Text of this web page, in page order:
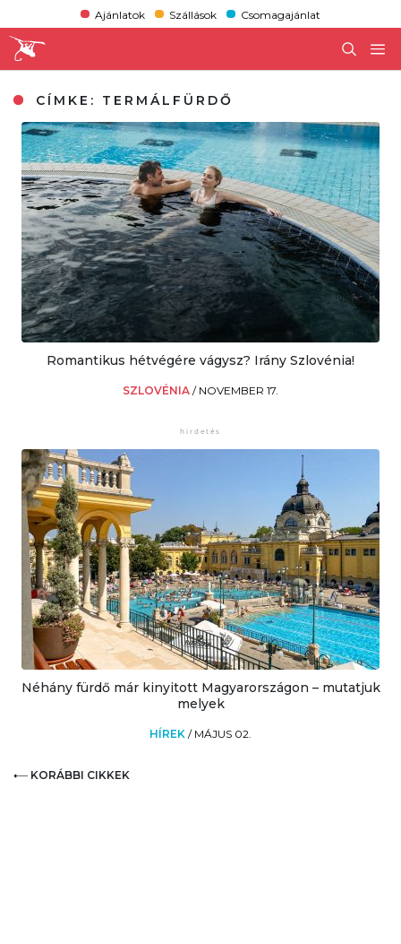
Ajánlatok Szállások Csomagajánlat
CÍMKE: TERMÁLFÜRDŐ
Romantikus hétvégére vágysz? Irány Szlovénia!
SZLOVÉNIA / NOVEMBER 17.
Néhány fürdő már kinyitott Magyarországon – mutatjuk
melyek
HÍREK / MÁJUS 02.
KORÁBBI CIKKEK